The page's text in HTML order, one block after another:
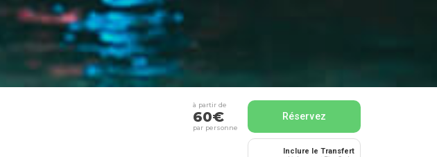
à partir de
60€
par personne
Réservez
Inclure le Transfert